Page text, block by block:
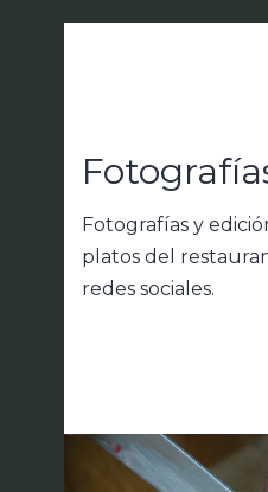
Fotografías y
platos del
redes sociales.